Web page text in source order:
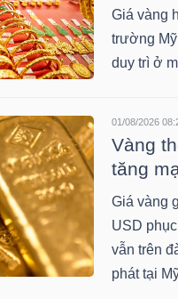
Giá vàng
trường
duy trì ở
01/08/2026
Vàng
tăng
Giá vàng
USD
vẫn trên
phát tại